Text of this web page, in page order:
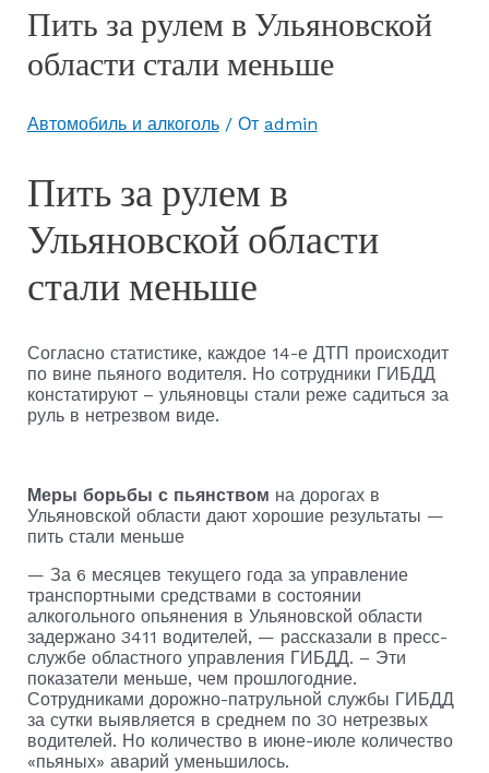
Пить за рулем в Ульяновской
области стали меньше
Автомобиль и алкоголь/ От admin
Пить за рулем в
Ульяновской области
стали меньше
Согласно статистике, каждое 14-е ДТП происходит
по вине пьяного водителя. Но сотрудники ГИБДД
констатируют – ульяновцы стали реже садиться за
руль в нетрезвом виде.
Меры борьбы с пьянством на дорогах в
Ульяновской области дают хорошие результаты —
пить стали меньше
— За 6 месяцев текущего года за управление
транспортными средствами в состоянии
алкогольного опьянения в Ульяновской области
задержано 3411 водителей, — рассказали в пресс-
службе областного управления ГИБДД. – Эти
показатели меньше, чем прошлогодние.
Сотрудниками дорожно-патрульной службы ГИБДД
за сутки выявляется в среднем по 30 нетрезвых
водителей. Но количество в июне-июле количество
«пьяных» аварий уменьшилось.